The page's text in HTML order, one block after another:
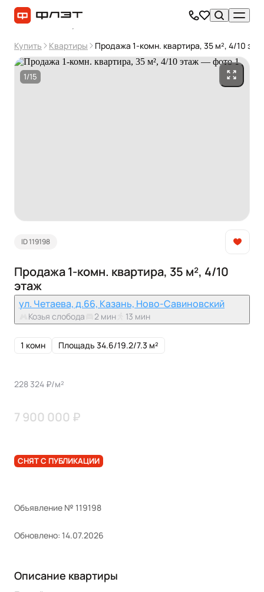
Купить Квартиры Продажа 1-комн. квартира, 35 м², 4/10
1/15
ID 119198
Продажа 1-комн. квартира, 35 м², 4/10
этаж
ул. Четаева, д.66, Казань, Ново-Савиновский
Козья слобода 2 мин 13 мин
1 комн Площадь 34.6/19.2/7.3 м²
228 324 ₽/м²
7 900 000 ₽
СНЯТ С ПУБЛИКАЦИИ
Объявление № 119198
Обновлено: 14.07.2026
Описание квартиры